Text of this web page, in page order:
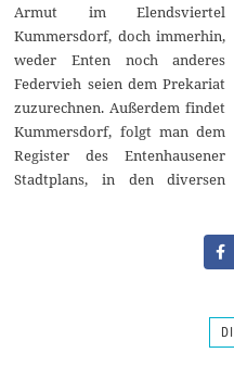
Armut im Elendsviertel
Kummersdorf, doch immerhin,
weder Enten noch anderes
Federvieh seien dem Prekariat
zuzurechnen. Außerdem findet
Kummersdorf, folgt man dem
Register des Entenhausener
Stadtplans, in den diversen